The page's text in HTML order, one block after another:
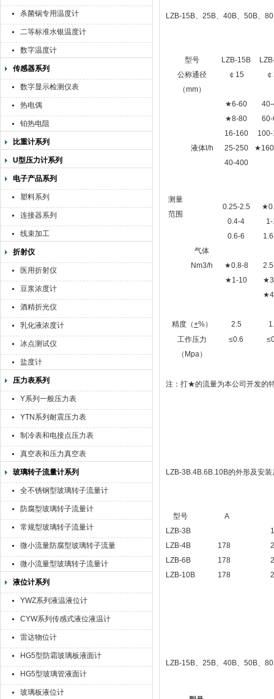
杀菌锅专用温度计
二等标准水银温度计
数字温度计
传感器系列
数字显示检测仪表
热电偶
铂热电阻
比重计系列
U型压力计系列
电子产品系列
塑料系列
连接器系列
线束加工
折射仪
医用折射仪
豆浆浓度计
酒精折光仪
乳化液浓度计
冰点测试仪
盐度计
压力表系列
Y系列一般压力表
YTN系列耐震压力表
制冷表和电接点压力表
真空表和压力真空表
玻璃转子流量计系列
全不锈钢型玻璃转子流量计
防腐型玻璃转子流量计
常规型玻璃转子流量计
微小流量防腐型玻璃转子流量
计
微小流量型玻璃转子流量计
液位计系列
YWZ系列液温液位计
CYW系列传感式液位液温计
雷达物位计
HG5型防霜玻璃板液面计
HG5型玻璃管液面计
玻璃板液位计
LZB-15B、25B、40B、
型号 LZB-15B
公称通径
（mm）
￠15
测量
范围
液体l/h
★6-60
★8-80
16-160
25-250
40-400
气体
Nm3/h
0.25-2.5
0.4-4
0.6-6
★0.8-8
★1-10
精度（+%） 2.5
工作压力
（Mpa）
≤0.6
注：打★的流量为本公司开发的
LZB-3B.4B.6B.10B的外形及安装
型号 A
LZB-3B
LZB-4B
178
LZB-6B
178
LZB-10B
178
LZB-15B、25B、40B、50B、